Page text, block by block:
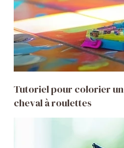
Tutoriel pour colorier un
cheval à roulettes